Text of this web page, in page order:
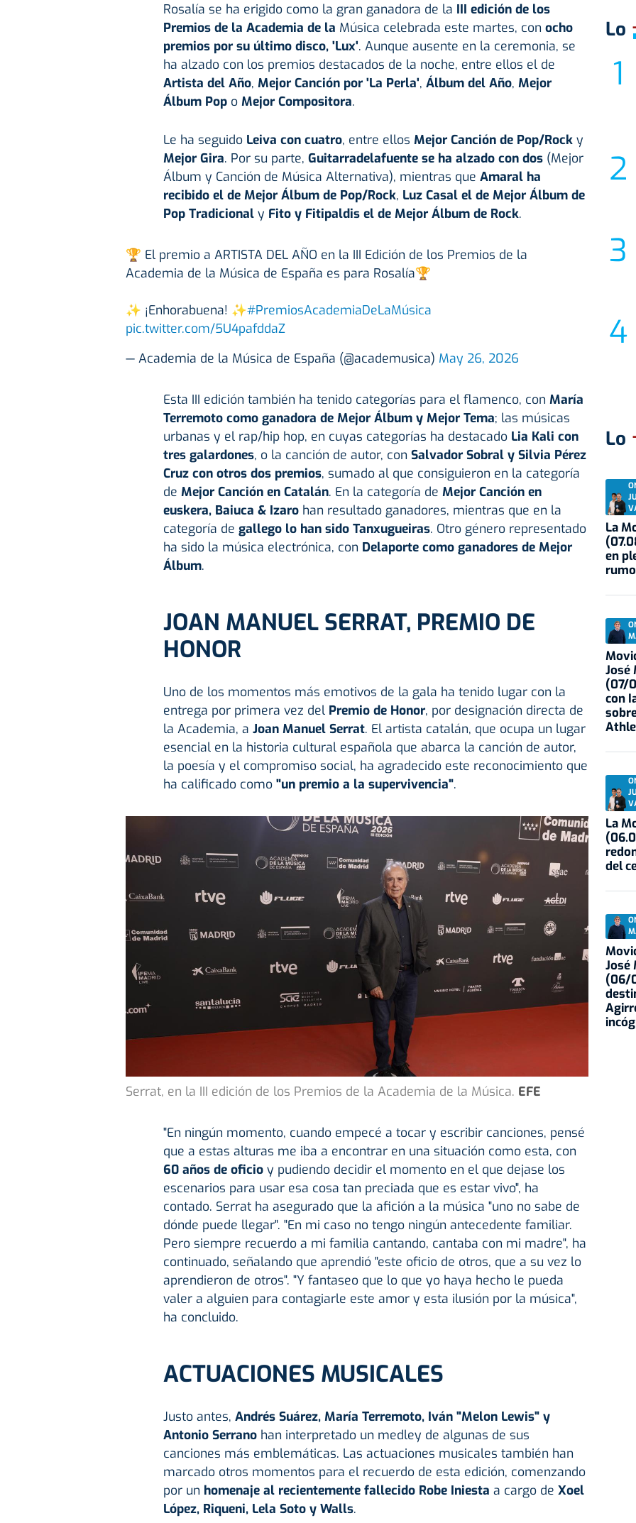
Rosalía se ha erigido como la gran ganadora de la III edición de los
Premios de la Academia de la Música celebrada este martes, con ocho
premios por su último disco, 'Lux'. Aunque ausente en la ceremonia, se
ha alzado con los premios destacados de la noche, entre ellos el de
Artista del Año, Mejor Canción por 'La Perla', Álbum del Año, Mejor
Álbum Popo Mejor Compositora.
Le ha seguido Leiva con cuatro, entre ellos Mejor Canción de Pop/Rocky
Mejor Gira. Por su parte, Guitarradelafuente se ha alzado con dos(Mejor
Álbum y Canción de Música Alternativa), mientras que Amaral ha
recibido el de Mejor Álbum de Pop/Rock, Luz Casal el de Mejor Álbum de
Pop Tradicionaly Fito y Fitipaldis el de Mejor Álbum de Rock.
🏆 El premio a ARTISTA DEL AÑO en la III Edición de los Premios de la
Academia de la Música de España es para Rosalía🏆
✨ ¡Enhorabuena! ✨#PremiosAcademiaDeLaMúsica
pic.twitter.com/5U4pafddaZ
— Academia de la Música de España (@academusica) May 26, 2026
Esta III edición también ha tenido categorías para el flamenco, con María
Terremoto como ganadora de Mejor Álbum y Mejor Tema; las músicas
urbanas y el rap/hip hop, en cuyas categorías ha destacado Lia Kali con
tres galardones, o la canción de autor, con Salvador Sobral y Silvia Pérez
Cruz con otros dos premios, sumado al que consiguieron en la categoría
de Mejor Canción en Catalán. En la categoría de Mejor Canción en
euskera, Baiuca & Izarohan resultado ganadores, mientras que en la
categoría de gallego lo han sido Tanxugueiras. Otro género representado
ha sido la música electrónica, con Delaporte como ganadores de Mejor
Álbum.
JOAN MANUEL SERRAT, PREMIO DE
HONOR
Uno de los momentos más emotivos de la gala ha tenido lugar con la
entrega por primera vez del Premio de Honor, por designación directa de
la Academia, a Joan Manuel Serrat. El artista catalán, que ocupa un lugar
esencial en la historia cultural española que abarca la canción de autor,
la poesía y el compromiso social, ha agradecido este reconocimiento que
ha calificado como "un premio a la supervivencia".
Serrat, en la III edición de los Premios de la Academia de la Música. EFE
"En ningún momento, cuando empecé a tocar y escribir canciones, pensé
que a estas alturas me iba a encontrar en una situación como esta, con
60 años de oficioy pudiendo decidir el momento en el que dejase los
escenarios para usar esa cosa tan preciada que es estar vivo", ha
contado. Serrat ha asegurado que la afición a la música "uno no sabe de
dónde puede llegar". "En mi caso no tengo ningún antecedente familiar.
Pero siempre recuerdo a mi familia cantando, cantaba con mi madre", ha
continuado, señalando que aprendió "este oficio de otros, que a su vez lo
aprendieron de otros". "Y fantaseo que lo que yo haya hecho le pueda
valer a alguien para contagiarle este amor y esta ilusión por la música",
ha concluido.
ACTUACIONES MUSICALES
Justo antes, Andrés Suárez, María Terremoto, Iván "Melon Lewis" y
Antonio Serranohan interpretado un medley de algunas de sus
canciones más emblemáticas. Las actuaciones musicales también han
marcado otros momentos para el recuerdo de esta edición, comenzando
por un homenaje al recientemente fallecido Robe Iniesta a cargo de Xoel
López, Riqueni, Lela Soto y Walls.
Lo
Lo
La
en
José
(07/
con
La
del
José
(06/